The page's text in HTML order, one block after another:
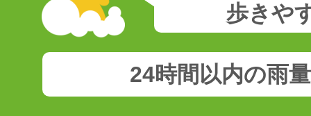
歩きや
24時間以内の雨